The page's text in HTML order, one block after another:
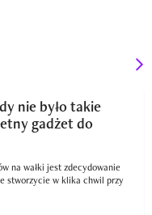
nie było takie
gadżet do
na wałki jest zdecydowanie
stworzycie w klika chwil przy